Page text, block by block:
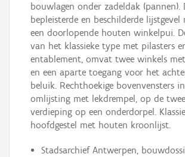
bouwlagen onder zadeldak (pannen).
bepleisterde en beschilderde lijstgevel
een doorlopende houten winkelpui.
van het klassieke type met pilasters
entablement, omvat twee winkels
en een aparte toegang voor het
beluik. Rechthoekige bovenvensters
omlijsting met lekdrempel, op de
verdieping op een onderdorpel.
hoofdgestel met houten kroonlijst.
Stadsarchief Antwerpen,